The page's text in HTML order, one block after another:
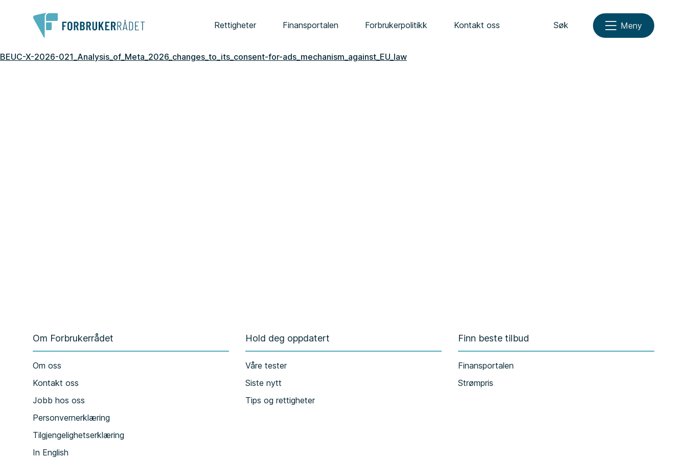
Rettigheter Finansportalen Forbrukerpolitikk Kontakt oss Søk Meny
BEUC-X-2026-021_Analysis_of_Meta_2026_changes_to_its_consent-for-ads_mechanism_against_EU_law
Om Forbrukerrådet
Om oss
Kontakt oss
Jobb hos oss
Personvernerklæring
Tilgjengelighetserklæring
In English
Hold deg oppdatert
Våre tester
Siste nytt
Tips og rettigheter
Finn beste tilbud
Finansportalen
Strømpris